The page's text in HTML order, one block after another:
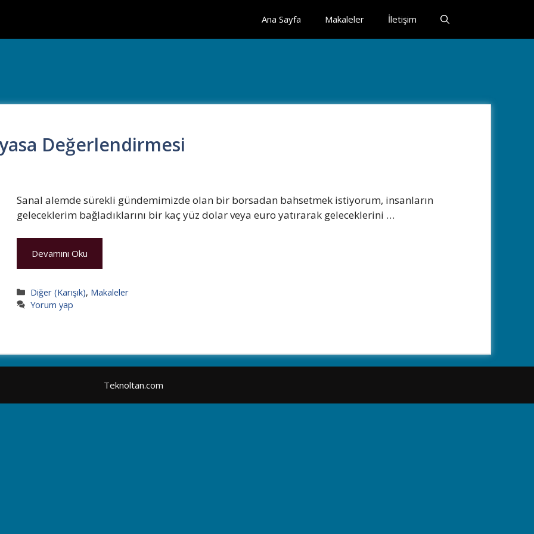
Ana Sayfa Makaleler İletişim
Değerlendirmesi
Sanal alemde sürekli gündemimizde olan bir borsadan bahsetmek istiyorum, insanların
geleceklerim bağladıklarını bir kaç yüz dolar veya euro yatırarak geleceklerini …
Devamını Oku
Kategoriler
Diğer (Karışık), Makaleler
Yorum yap
Teknoltan.com